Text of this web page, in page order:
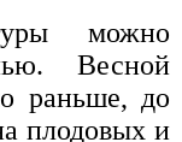
можно
Весной
раньше, до
плодовых и